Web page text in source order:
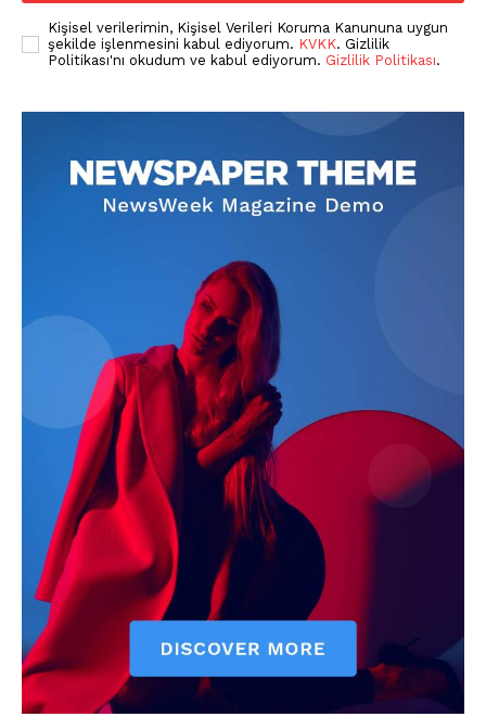
Pet Haber Gazetesi
Türkiye'nin Sektörel
Kişisel verilerimin, Kişisel Verileri Koruma Kanununa uygun
şekilde işlenmesini kabul ediyorum. KVKK. Gizlilik
Politikası'nı okudum ve kabul ediyorum. Gizlilik Politikası.